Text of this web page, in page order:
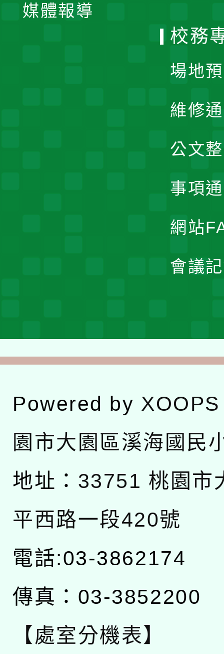
媒體報導
校務
場地
維修
公文
事項
網站
會議
Powered by XOOPS
園市大園區溪海國民
地址： 33751 桃園市
平西路一段420號
電話:03-3862174
傳真：03-3852200
【處室分機表】